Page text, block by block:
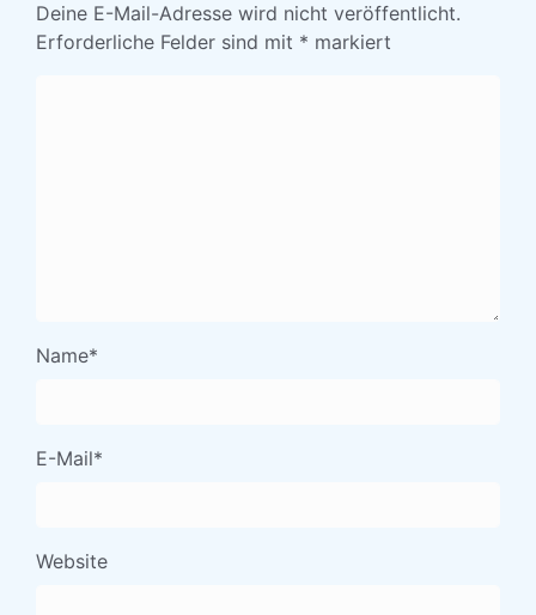
Deine E-Mail-Adresse wird nicht veröffentlicht.
Erforderliche Felder sind mit * markiert
Name*
E-Mail*
Website